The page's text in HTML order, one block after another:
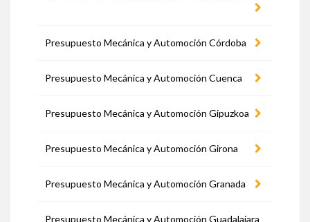
Presupuesto Mecánica y Automoción Córdoba
Presupuesto Mecánica y Automoción Cuenca
Presupuesto Mecánica y Automoción Gipuzkoa
Presupuesto Mecánica y Automoción Girona
Presupuesto Mecánica y Automoción Granada
Presupuesto Mecánica y Automoción Guadalajara